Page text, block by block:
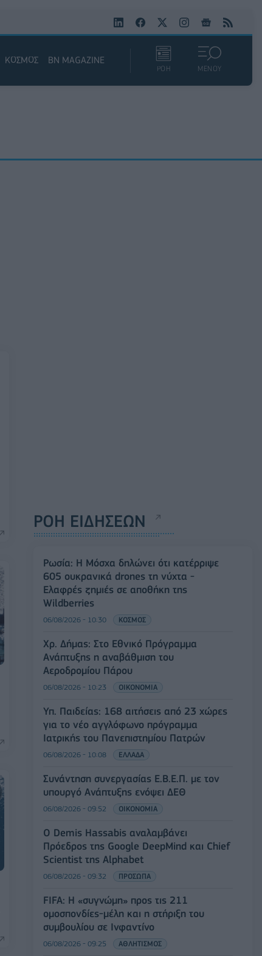
ΚΟΣΜΟΣ BN MAGAZINE
ΡΟΗ ΜΕΝΟΥ
ΡΟΗ ΕΙΔΗΣΕΩΝ
Ρωσία: Η Μόσχα δηλώνει ότι κατέρριψε
605 ουκρανικά drones τη νύχτα -
Ελαφρές ζημιές σε αποθήκη της
Wildberries
06/08/2026 - 10:30 ΚΟΣΜΟΣ
Χρ. Δήμας: Στο Εθνικό Πρόγραμμα
Ανάπτυξης η αναβάθμιση του
Αεροδρομίου Πάρου
06/08/2026 - 10:23 ΟΙΚΟΝΟΜΙΑ
Υπ. Παιδείας: 168 αιτήσεις από 23 χώρες
για το νέο αγγλόφωνο πρόγραμμα
Ιατρικής του Πανεπιστημίου Πατρών
06/08/2026 - 10:08 ΕΛΛΑΔΑ
Συνάντηση συνεργασίας Ε.Β.Ε.Π. με τον
υπουργό Ανάπτυξης ενόψει ΔΕΘ
06/08/2026 - 09:52 ΟΙΚΟΝΟΜΙΑ
Ο Demis Hassabis αναλαμβάνει
Πρόεδρος της Google DeepMind και Chief
Scientist της Alphabet
06/08/2026 - 09:32 ΠΡΟΣΩΠΑ
FIFA: Η «συγνώμη» προς τις 211
ομοσπονδίες-μέλη και η στήριξη του
συμβουλίου σε Ινφαντίνο
06/08/2026 - 09:25 ΑΘΛΗΤΙΣΜΟΣ